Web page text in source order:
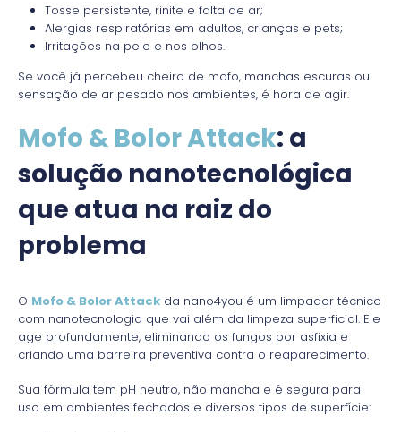
Tosse persistente, rinite e falta de ar;
Alergias respiratórias em adultos, crianças e pets;
Irritações na pele e nos olhos.
Se você já percebeu cheiro de mofo, manchas escuras ou
sensação de ar pesado nos ambientes, é hora de agir.
Mofo & Bolor Attack: a
solução nanotecnológica
que atua na raiz do
problema
O Mofo & Bolor Attack da nano4you é um limpador técnico
com nanotecnologia que vai além da limpeza superficial. Ele
age profundamente, eliminando os fungos por asfixia e
criando uma barreira preventiva contra o reaparecimento.
Sua fórmula tem pH neutro, não mancha e é segura para
uso em ambientes fechados e diversos tipos de superfície: